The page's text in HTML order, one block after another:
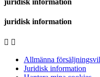
juridisk information
juridisk information
 
Allmänna
Juridisk information